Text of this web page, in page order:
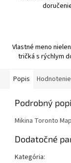
Vlastné meno
tričká s rýchlym
Popis Hodnotenie
Podrobný
Mikina Toronto
Dodatočné
Kategória: